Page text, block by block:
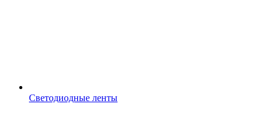
Светодиодные ленты